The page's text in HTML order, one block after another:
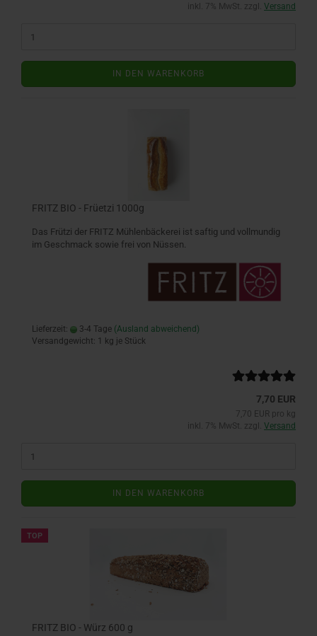
inkl. 7% MwSt. zzgl. Versand
IN DEN WARENKORB
FRITZ BIO - Früetzi 1000g
Das Frützi der FRITZ Mühlenbäckerei ist saftig und vollmundig
im Geschmack sowie frei von Nüssen.
Lieferzeit: 3-4 Tage (Ausland abweichend)
Versandgewicht: 1 kg je Stück
7,70 EUR
7,70 EUR pro kg
inkl. 7% MwSt. zzgl. Versand
IN DEN WARENKORB
TOP
FRITZ BIO - Würz 600 g